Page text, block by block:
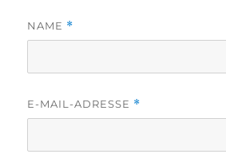
NAME *
E-MAIL-ADRESSE *